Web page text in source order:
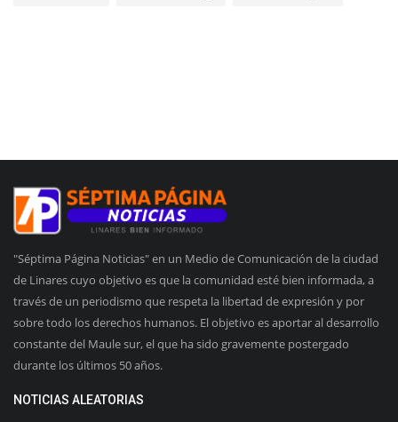
"Séptima Página Noticias" en un Medio de Comunicación de la ciudad
de Linares cuyo objetivo es que la comunidad esté bien informada, a
través de un periodismo que respeta la libertad de expresión y por
sobre todo los derechos humanos. El objetivo es aportar al desarrollo
constante del Maule sur, el que ha sido gravemente postergado
durante los últimos 50 años.
NOTICIAS ALEATORIAS